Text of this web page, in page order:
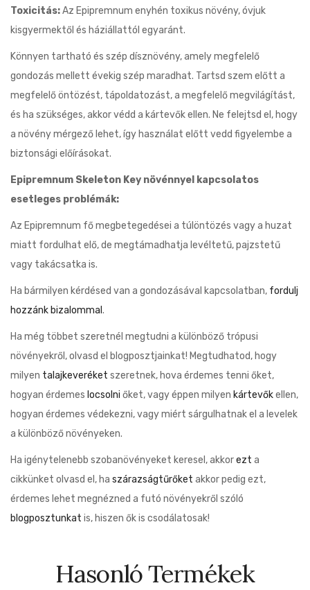
Toxicitás:Az Epipremnum enyhén toxikus növény, óvjuk
kisgyermektől és háziállattól egyaránt.
Könnyen tartható és szép dísznövény, amely megfelelő
gondozás mellett évekig szép maradhat. Tartsd szem előtt a
megfelelő öntözést, tápoldatozást, a megfelelő megvilágítást,
és ha szükséges, akkor védd a kártevők ellen. Ne felejtsd el, hogy
a növény mérgező lehet, így használat előtt vedd figyelembe a
biztonsági előírásokat.
Epipremnum Skeleton Key növénnyel kapcsolatos
esetleges problémák:
Az Epipremnum fő megbetegedései a túlöntözés vagy a huzat
miatt fordulhat elő, de megtámadhatja levéltetű, pajzstetű
vagy takácsatka is.
Ha bármilyen kérdésed van a gondozásával kapcsolatban, fordulj
hozzánk bizalommal .
Ha még többet szeretnél megtudni a különböző trópusi
növényekről, olvasd el blogposztjainkat! Megtudhatod, hogy
milyen talajkeveréket szeretnek, hova érdemes tenni őket,
hogyan érdemes locsolni őket, vagy éppen milyen kártevőkellen,
hogyan érdemes védekezni, vagy miért sárgulhatnak el a levelek
a különböző növényeken.
Ha igénytelenebb szobanövényeket keresel, akkorezt a
cikkünket olvasd el, ha szárazságtűrőket akkor pedig ezt,
érdemes lehet megnézned a futó növényekről szóló
blogposztunkat is, hiszen ők is csodálatosak!
Hasonló Termékek